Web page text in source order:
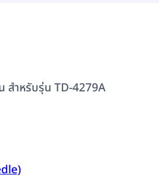
สำหรับรุ่น TD-4279A